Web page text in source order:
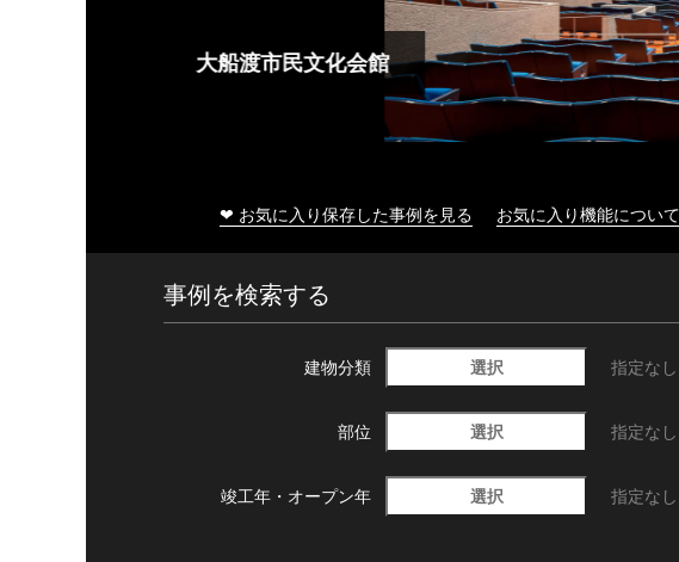
大船渡市民文化会館
❤ お気に入り保存した事例を見る お気に入り機能について
事例を検索する
建物分類 選択 指定なし
部位 選択 指定なし
竣工年・ オープン年 選択 指定なし